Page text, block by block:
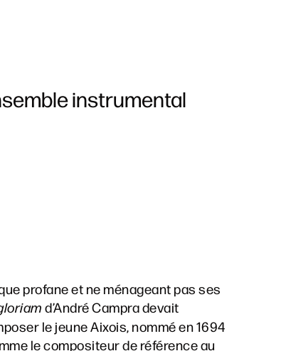
instrumental
profane et ne ménageant pas ses
d’André Campra devait
le jeune Aixois, nommé en 1694
le compositeur de référence au